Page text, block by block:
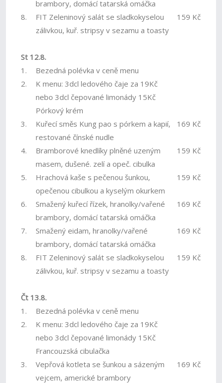
brambory, domácí tatarská omáčka
8.
FIT Zeleninový salát se sladkokyselou
zálivkou, kuř. stripsy v sezamu a toasty
159 Kč
St 12.8.
1.
Bezedná polévka v ceně menu
2.
K menu: 3dcl ledového čaje za 19Kč
nebo 3dcl čepované limonády 15Kč
Pórkový krém
3.
Kuřecí směs Kung pao s pórkem a kapií,
restované čínské nudle
169 Kč
4.
Bramborové knedlíky plněné uzeným
masem, dušené. zelí a opeč. cibulka
159 Kč
5.
Hrachová kaše s pečenou šunkou,
opečenou cibulkou a kyselým okurkem
159 Kč
6.
Smažený kuřecí řízek, hranolky/vařené
brambory, domácí tatarská omáčka
169 Kč
7.
Smažený eidam, hranolky/vařené
brambory, domácí tatarská omáčka
169 Kč
8.
FIT Zeleninový salát se sladkokyselou
zálivkou, kuř. stripsy v sezamu a toasty
159 Kč
Čt 13.8.
1.
Bezedná polévka v ceně menu
2.
K menu: 3dcl ledového čaje za 19Kč
nebo 3dcl čepované limonády 15Kč
Francouzská cibulačka
3.
Vepřová kotleta se šunkou a sázeným
vejcem, americké brambory
169 Kč